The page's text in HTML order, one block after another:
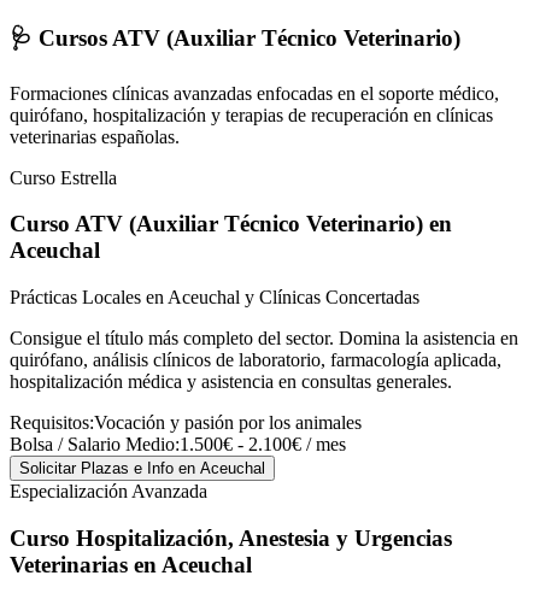
🩺 Cursos ATV (Auxiliar Técnico Veterinario)
Formaciones clínicas avanzadas enfocadas en el soporte médico,
quirófano, hospitalización y terapias de recuperación en clínicas
veterinarias españolas.
Curso Estrella
Curso ATV (Auxiliar Técnico Veterinario) en
Aceuchal
Prácticas Locales en Aceuchal y Clínicas Concertadas
Consigue el título más completo del sector. Domina la asistencia en
quirófano, análisis clínicos de laboratorio, farmacología aplicada,
hospitalización médica y asistencia en consultas generales.
Requisitos:Vocación y pasión por los animales
Bolsa / Salario Medio:1.500€ - 2.100€ / mes
Solicitar Plazas e Info en Aceuchal
Especialización Avanzada
Curso Hospitalización, Anestesia y Urgencias
Veterinarias en Aceuchal